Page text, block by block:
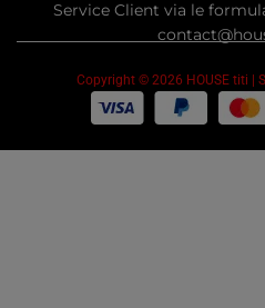
Service Client via le
Copyright © 2026 HOUSE titi |